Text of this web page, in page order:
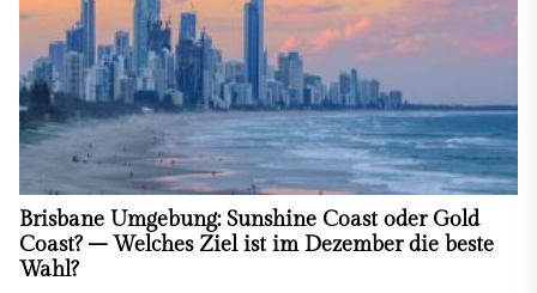
Brisbane Umgebung: Sunshine Coast oder Gold
Coast? – Welches Ziel ist im Dezember die beste
Wahl?